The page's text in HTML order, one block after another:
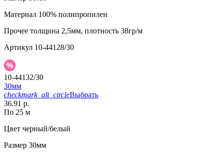
Материал 100% полипропилен
Прочее толщина 2,5мм, плотность 38гр/м
Артикул 10-44128/30
10-44132/30
30мм
checkmark_alt_circleВыбрать
36.91 р.
По 25 м
Цвет черный/белый
Размер 30мм